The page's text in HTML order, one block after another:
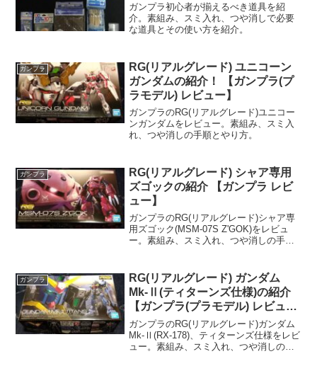
ガンプラ初心者が揃えるべき道具を紹
介。素組み、スミ入れ、つや消しで必要
な道具とその使い方を紹介。
ガンプラ
RG(リアルグレード) ユニコーン
ガンダムの紹介！ 【ガンプラ(プ
ラモデル) レビュー】
ガンプラのRG(リアルグレード)ユニコー
ンガンダムをレビュー。素組み、スミ入
れ、つや消しの手順とやり方。
ガンプラ
RG(リアルグレード) シャア専用
ズゴックの紹介 【ガンプラ レビ
ュー】
ガンプラのRG(リアルグレード)シャア専
用ズゴック(MSM-07S Z'GOK)をレビュ
ー。素組み、スミ入れ、つや消しの手
ガンプラ
RG(リアルグレード) ガンダム
Mk-Ⅱ(ティターンズ仕様)の紹介
【ガンプラ(プラモデル) レビュ
ー】
ガンプラのRG(リアルグレード)ガンダム
Mk-Ⅱ(RX-178)、ティターンズ仕様をレビ
ュー。素組み、スミ入れ、つや消しの手